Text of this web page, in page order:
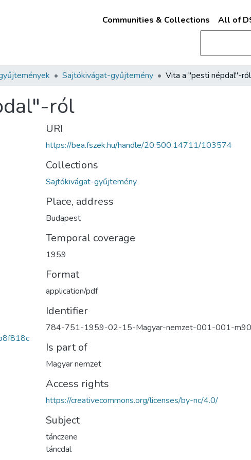
Communities & Collections All of
Sajtókivágat-gyűjtemény Vita a "pesti népdal"-ról
ról
URI
https://bea.fszek.hu/handle/20.500.14711/103574
Collections
Sajtókivágat-gyűjtemény
Place, address
Budapest
Temporal coverage
1959
Format
application/pdf
Identifier
784-751-1959-02-15-Magyar-nemzet-001-001-
Is part of
Magyar nemzet
Access rights
https://creativecommons.org/licenses/by-nc/4.0/
Subject
tánczene
táncdal